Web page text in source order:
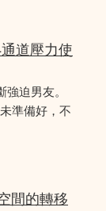
道壓力使
迫男友。
準備好，不
間的轉移